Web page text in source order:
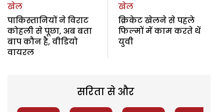
खेल
पाकिस्तानियों ने विराट
कोहली से पूछा, अब बता
बाप कौन है, वीडियो
वायरल
खेल
क्रिकेट खेलने से पहले
फिल्मों में काम करते थें
युवी
सरिता से और